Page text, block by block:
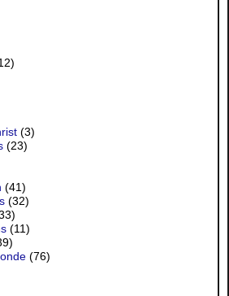
(3)
(23)
(41)
(32)
(11)
(76)